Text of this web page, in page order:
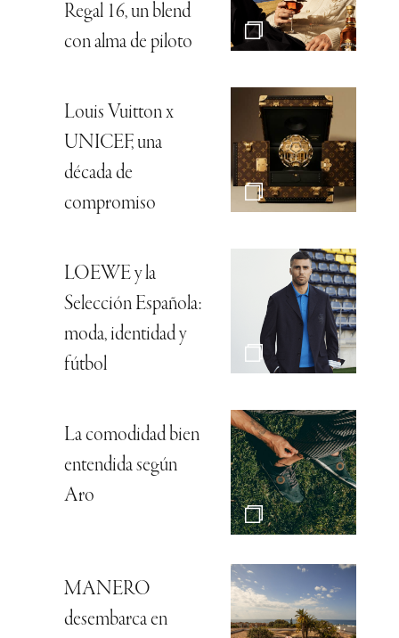
Regal 16, un blend
con alma de piloto
Louis Vuitton x
UNICEF, una
década de
compromiso
LOEWE y la
Selección Española:
moda, identidad y
fútbol
La comodidad bien
entendida según
Aro
MANERO
desembarca en